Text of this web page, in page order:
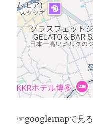
☞googlemapで見る